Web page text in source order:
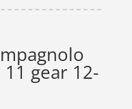
gear 12-